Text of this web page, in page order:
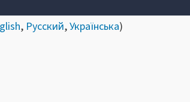
, Русский,Українська)